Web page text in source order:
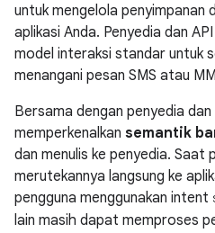
untuk mengelola penyimpanan
aplikasi Anda. Penyedia dan
model interaksi standar untuk
menangani pesan SMS atau
Bersama dengan penyedia dan
memperkenalkan semantik
dan menulis ke penyedia. Saat
merutekannya langsung ke
pengguna menggunakan intent
lain masih dapat memproses